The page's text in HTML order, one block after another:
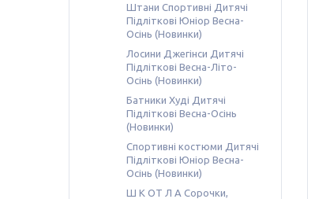
Штани Спортивні Дитячі
Підліткові Юніор Весна-
Осінь (Новинки)
Лосини Джегінси Дитячі
Підліткові Весна-Літо-
Осінь (Новинки)
Батники Худі Дитячі
Підліткові Весна-Осінь
(Новинки)
Спортивні костюми Дитячі
Підліткові Юніор Весна-
Осінь (Новинки)
Ш К ОТ Л А Сорочки,